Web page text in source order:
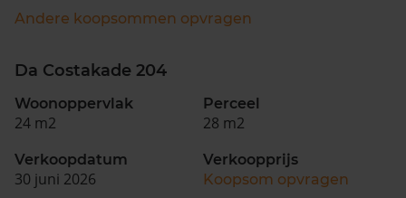
Andere koopsommen opvragen
Da Costakade 204
Woonoppervlak
24 m2
Perceel
28 m2
Verkoopdatum
30 juni 2026
Verkoopprijs
Koopsom opvragen